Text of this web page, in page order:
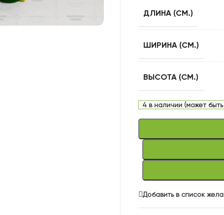
ДЛИНА (СМ.)
ШИРИНА (СМ.)
ВЫСОТА (СМ.)
4 в наличии (может
Добавить в список